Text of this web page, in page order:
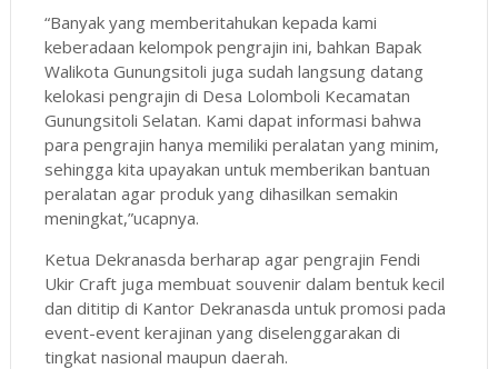
“Banyak yang memberitahukan kepada kami
keberadaan kelompok pengrajin ini, bahkan Bapak
Walikota Gunungsitoli juga sudah langsung datang
kelokasi pengrajin di Desa Lolomboli Kecamatan
Gunungsitoli Selatan. Kami dapat informasi bahwa
para pengrajin hanya memiliki peralatan yang minim,
sehingga kita upayakan untuk memberikan bantuan
peralatan agar produk yang dihasilkan semakin
meningkat,”ucapnya.
Ketua Dekranasda berharap agar pengrajin Fendi
Ukir Craft juga membuat souvenir dalam bentuk kecil
dan dititip di Kantor Dekranasda untuk promosi pada
event-event kerajinan yang diselenggarakan di
tingkat nasional maupun daerah.